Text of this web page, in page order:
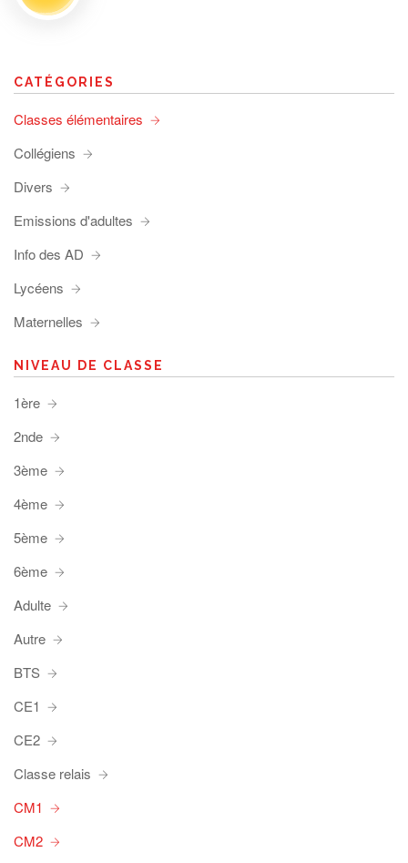
CATÉGORIES
Classes élémentaires
Collégiens
Divers
Emissions d'adultes
Info des AD
Lycéens
Maternelles
NIVEAU DE CLASSE
1ère
2nde
3ème
4ème
5ème
6ème
Adulte
Autre
BTS
CE1
CE2
Classe relais
CM1
CM2